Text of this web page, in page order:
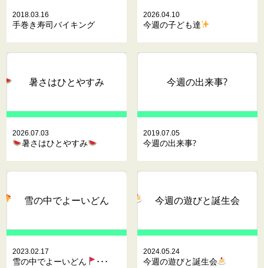
2018.03.16
手巻き寿司バイキング
2026.04.10
今週の子ども達
暑さはひとやすみ
2026.07.03
暑さはひとやすみ
今週の出来事?
2019.07.05
今週の出来事?
雪の中でよーいどん
2023.02.17
雪の中でよーいどん ･･･
今週の遊びと誕生会
2024.05.24
今週の遊びと誕生会